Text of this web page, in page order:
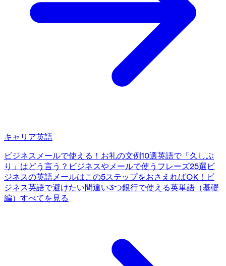
キャリア英語
ビジネスメールで使える！お礼の文例10選英語で「久しぶ
り」はどう言う？ビジネスやメールで使うフレーズ25選 ビ
ジネスの英語メールはこの5ステップをおさえればOK！ ビ
ジネス英語で避けたい間違い3つ銀行で使える英単語（基礎
編） すべてを見る